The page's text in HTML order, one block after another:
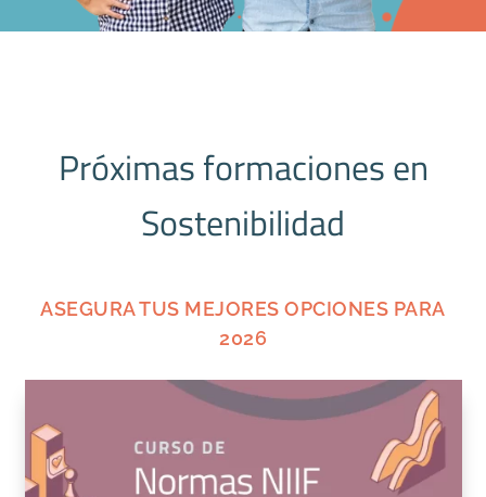
Próximas formaciones en
Sostenibilidad
ASEGURA TUS MEJORES OPCIONES PARA
2026